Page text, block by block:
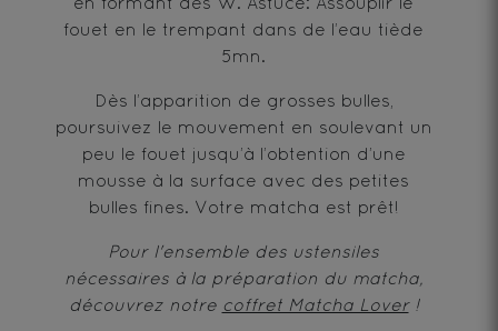
fouet en le trempant dans de l’eau tiède
5mn.
Dès l’apparition de grosses bulles,
poursuivez le mouvement en soulevant un
peu le fouet jusqu’à l’obtention d’une
mousse à la surface avec des petites
bulles fines. Votre matcha est prêt!
Pour l'ensemble des ustensiles
nécessaires à la préparation du matcha,
découvrez notre coffret Matcha Lover!